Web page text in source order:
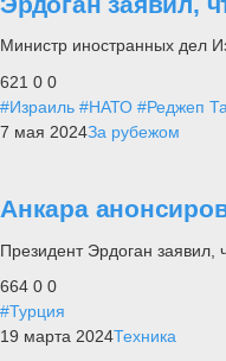
Министр иностранных дел
621 0 0
#Израиль #НАТО #Реджеп
7 мая 2024За рубежом
Анкара
Президент Эрдоган
664 0 0
#Турция
19 марта 2024Техника